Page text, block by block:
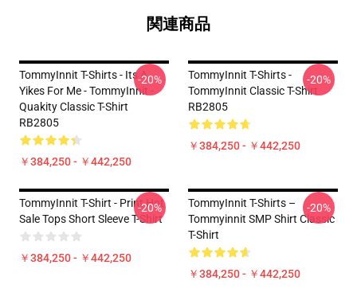
関連商品
TommyInnit T-Shirts - Its A
Yikes For Me - TommyInnit -
Quakity Classic T-Shirt
RB2805
￥384,250 - ￥442,250
-20%
TommyInnit T-Shirts -
TommyInnit Classic T-Shirt
RB2805
￥384,250 - ￥442,250
-20%
TommyInnit T-Shirt - Print Hot
Sale Tops Short Sleeve T-Shirt
￥384,250 - ￥442,250
-20%
TommyInnit T-Shirts –
Tommyinnit SMP Shirt Classic
T-Shirt
￥384,250 - ￥442,250
-20%